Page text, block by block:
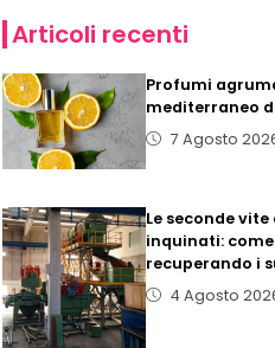
Articoli recenti
Profumi
mediterraneo
7 Agosto
Le seconde
inquinati:
recuperando i
4 Agosto